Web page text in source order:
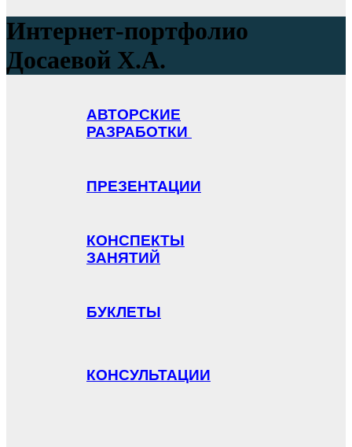
Интернет-портфолио
Досаевой Х.А.
АВТОРСКИЕ
РАЗРАБОТКИ
ПРЕЗЕНТАЦИИ
КОНСПЕКТЫ
ЗАНЯТИЙ
БУКЛЕТЫ
КОНСУЛЬТАЦИИ